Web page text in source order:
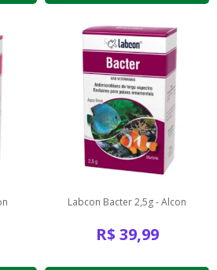
Labcon Bacter 2,5g - Alcon
R$ 39,99